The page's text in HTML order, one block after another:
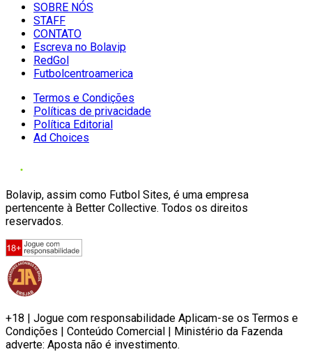
SOBRE NÓS
STAFF
CONTATO
Escreva no Bolavip
RedGol
Futbolcentroamerica
Termos e Condições
Políticas de privacidade
Política Editorial
Ad Choices
Bolavip, assim como Futbol Sites, é uma empresa
pertencente à Better Collective. Todos os direitos
reservados.
+18 | Jogue com responsabilidade Aplicam-se os Termos e
Condições | Conteúdo Comercial | Ministério da Fazenda
adverte: Aposta não é investimento.